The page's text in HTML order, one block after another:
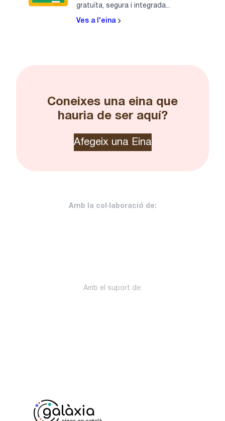
gratuïta, segura i integrada...
Ves a l'eina
Coneixes una eina que
hauria de ser aquí?
Afegeix una Eina
Amb la col·laboració de:
Amb el suport de: